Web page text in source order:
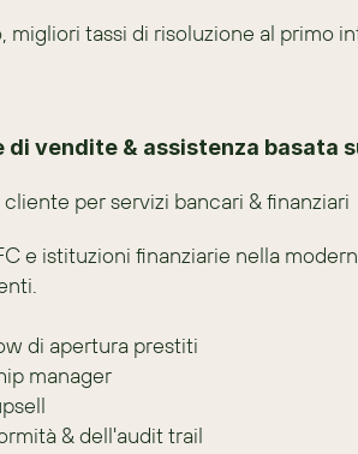
migliori tassi di risoluzione al primo
di vendite & assistenza basata
per servizi bancari & finanziari
e istituzioni finanziarie nella
di apertura prestiti
manager
& dell'audit trail